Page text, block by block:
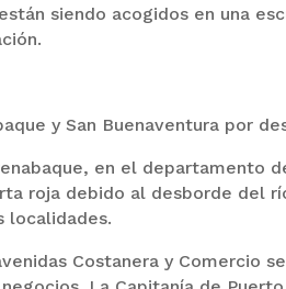
siendo acogidos en una
y San Buenaventura por
en el departamento
roja debido al desborde del
localidades.
Costanera y Comercio